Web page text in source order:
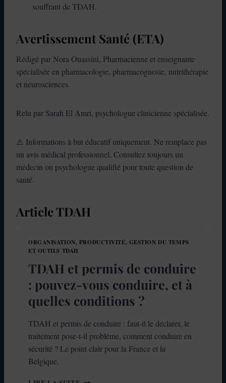
souffrant de TDAH.
Avertissement Santé (ETA)
Rédigé par Nora Ouassini, Pharmacienne et enseignante
spécialisée en pharmacologie, pharmacognosie, nutrithérapie
et neurosciences.
Relu par Sarah El Amri, psychologue clinicienne spécialisée.
⚠️ Informations à but éducatif uniquement. Ne remplace pas
un avis médical professionnel. Consultez toujours un
médecin ou psychologue qualifié pour toute question de
santé.
Article TDAH
ORGANISATION, PRODUCTIVITÉ, GESTION DU TEMPS
ET OUTILS TDAH
TDAH et permis de conduire
: pouvez-vous conduire, et à
quelles conditions ?
TDAH et permis de conduire : faut-il le déclarer, le
traitement pose-t-il problème, comment conduire en
sécurité ? Le point clair pour la France et la
Belgique.
T